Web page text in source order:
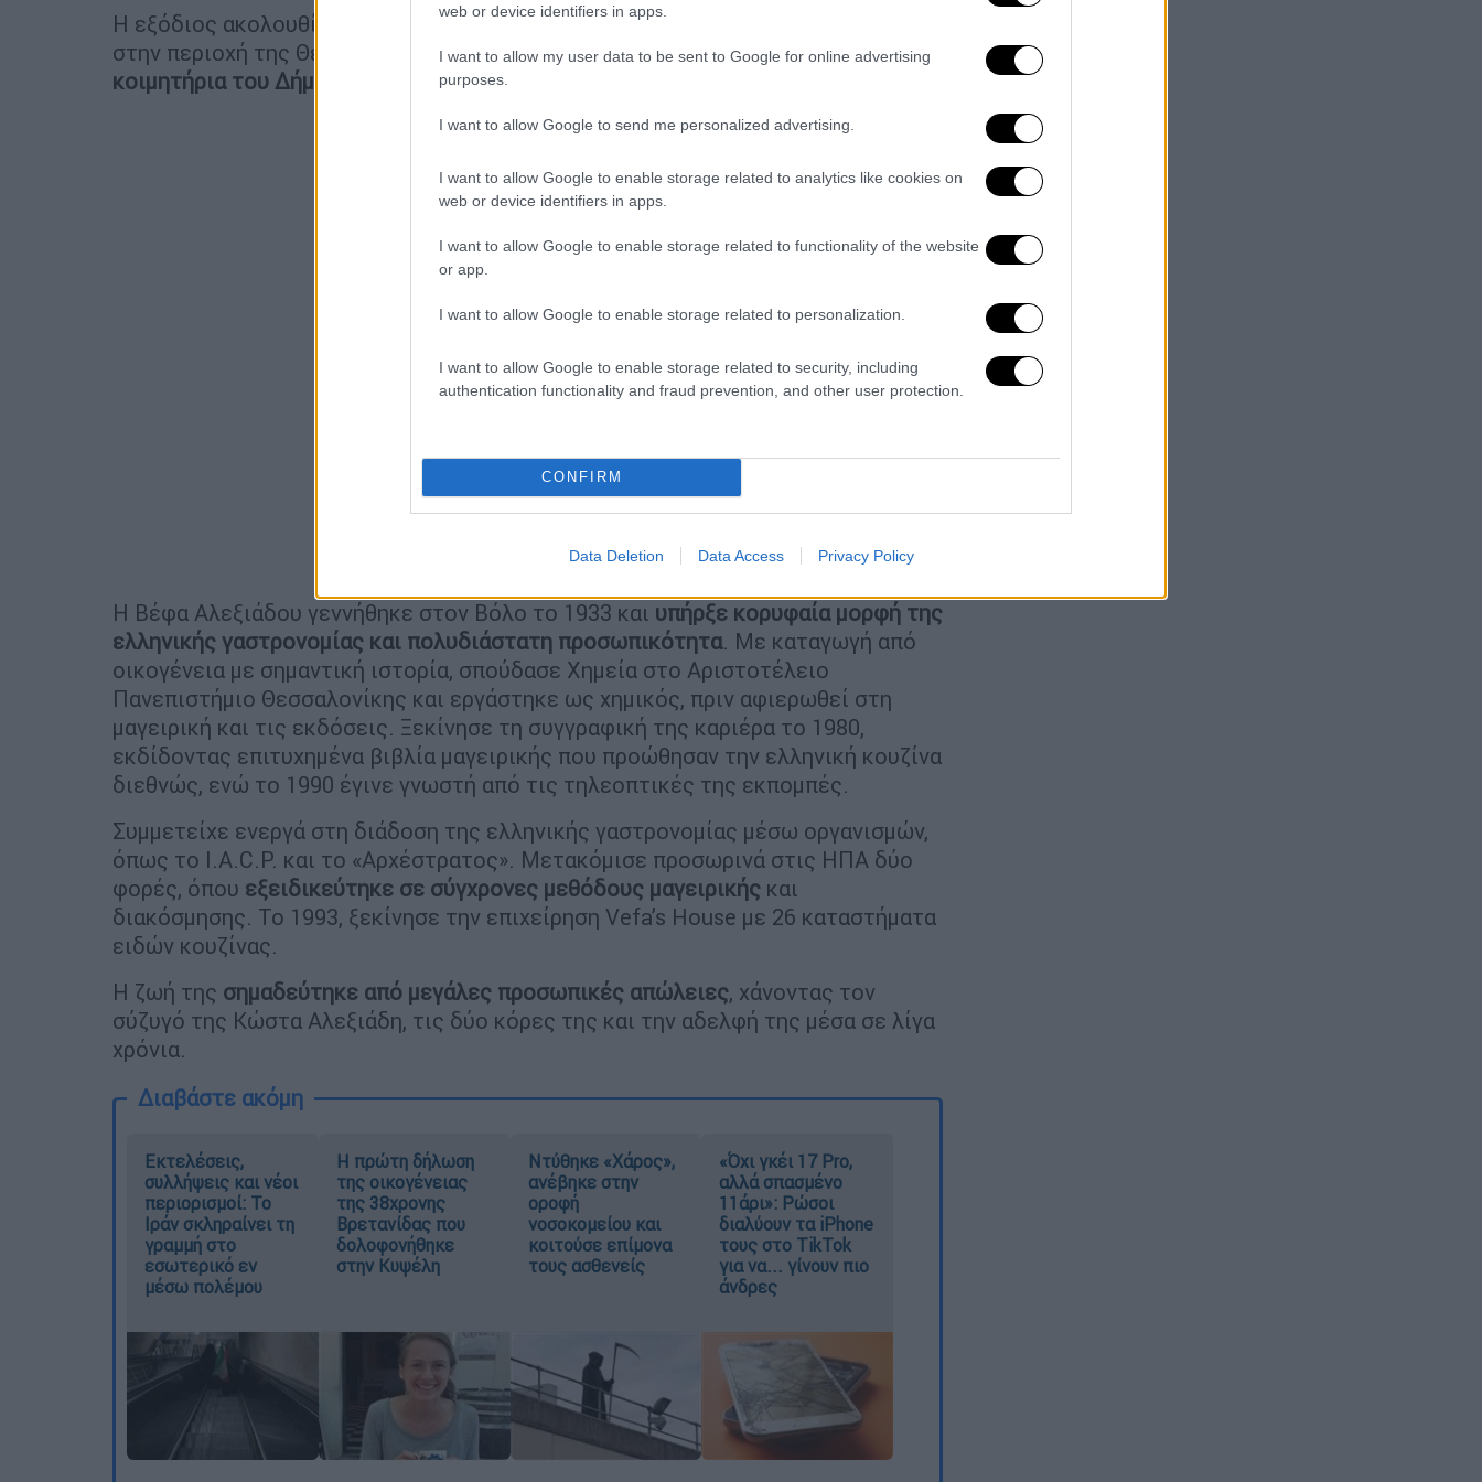
web or device identifiers in apps.
I want to allow my user data to be sent to Google for online advertising
purposes.
I want to allow Google to send me personalized advertising.
I want to allow Google to enable storage related to analytics like cookies on
web or device identifiers in apps.
I want to allow Google to enable storage related to functionality of the website
or app.
I want to allow Google to enable storage related to personalization.
I want to allow Google to enable storage related to security, including
authentication functionality and fraud prevention, and other user protection.
CONFIRM
Data Deletion Data Access Privacy Policy
Η εξόδιος ακολουθία πραγματοποιήθηκε στον Ιερό Ναό Αναστάσιος του Κυρίου,
στην περιοχή της Θέρμης, στη Θεσσαλονίκη καιθα ακολουθήσει η ταφή στα
κοιμητήρια του Δήμου Θεσσαλονίκης.
Η Βέφα Αλεξιάδου γεννήθηκε στον Βόλο το 1933 και υπήρξε κορυφαία μορφή της
ελληνικής γαστρονομίας και πολυδιάστατη προσωπικότητα. Με καταγωγή από
οικογένεια με σημαντική ιστορία, σπούδασε Χημεία στο Αριστοτέλειο
Πανεπιστήμιο Θεσσαλονίκης και εργάστηκε ως χημικός, πριν αφιερωθεί στη
μαγειρική και τις εκδόσεις. Ξεκίνησε τη συγγραφική της καριέρα το 1980,
εκδίδοντας επιτυχημένα βιβλία μαγειρικής που προώθησαν την ελληνική κουζίνα
διεθνώς, ενώ το 1990 έγινε γνωστή από τις τηλεοπτικές της εκπομπές.
Συμμετείχε ενεργά στη διάδοση της ελληνικής γαστρονομίας μέσω οργανισμών,
όπως το I.A.C.P. και το «Αρχέστρατος». Μετακόμισε προσωρινά στις ΗΠΑ δύο
φορές, όπου εξειδικεύτηκε σε σύγχρονες μεθόδους μαγειρικής και
διακόσμησης. Το 1993, ξεκίνησε την επιχείρηση Vefa’s House με 26 καταστήματα
ειδών κουζίνας.
Η ζωή της σημαδεύτηκε από μεγάλες προσωπικές απώλειες, χάνοντας τον
σύζυγό της Κώστα Αλεξιάδη, τις δύο κόρες της και την αδελφή της μέσα σε λίγα
χρόνια.
Διαβάστε ακόμη
Εκτελέσεις,
συλλήψεις και νέοι
περιορισμοί: Το
Ιράν σκληραίνει τη
γραμμή στο
εσωτερικό εν
μέσω πολέμου
Η πρώτη δήλωση
της οικογένειας
της 38χρονης
Βρετανίδας που
δολοφονήθηκε
στην Κυψέλη
Ντύθηκε «Χάρος»,
ανέβηκε στην
οροφή
νοσοκομείου και
κοιτούσε επίμονα
τους ασθενείς
«Όχι γκέι 17 Pro,
αλλά σπασμένο
11άρι»: Ρώσοι
διαλύουν τα iPhone
τους στο TikTok
για να... γίνουν πιο
άνδρες